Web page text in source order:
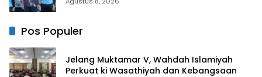
Pos Populer
Jelang Muktamar V, Wahdah Islamiyah
Perkuat ki Wasathiyah dan Kebangsaan